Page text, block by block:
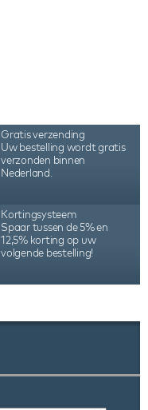
Gratis verzending
Uw bestelling wordt gratis
verzonden binnen
Nederland.
Kortingsysteem
Spaar tussen de 5% en
12,5% korting op uw
volgende bestelling!